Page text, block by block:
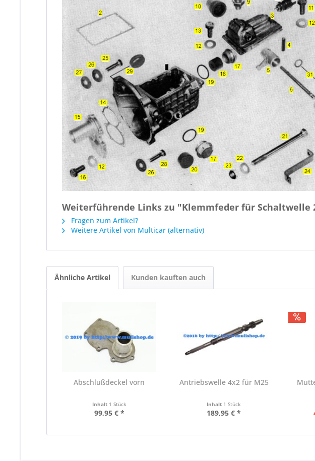
Weiterführende Links zu "Klemmfeder für Schaltwelle
Fragen zum Artikel?
Weitere Artikel von Multicar (alternativ)
Ähnliche Artikel Kunden kauften auch
Abschlußdeckel vorn
Inhalt 1 Stück
99,95 € *
Antriebswelle 4x2 für M25
Inhalt 1 Stück
189,95 € *